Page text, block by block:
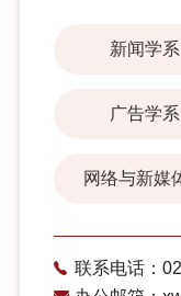
新闻学系
广告学系
网络与新媒
联系电话：